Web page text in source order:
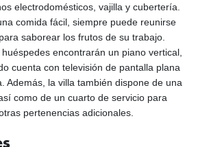
electrodomésticos, vajilla y cubertería.
comida fácil, siempre puede reunirse
para saborear los frutos de su trabajo.
encontrarán un piano vertical,
cuenta con televisión de pantalla plana
Además, la villa también dispone de una
como de un cuarto de servicio para
pertenencias adicionales.